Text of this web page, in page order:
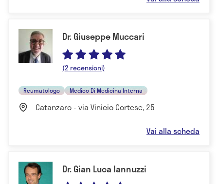
Dr. Giuseppe Muccari
(2 recensioni)
Reumatologo Medico Di Medicina Interna
Catanzaro - via Vinicio Cortese, 25
Vai alla scheda
Dr. Gian Luca Iannuzzi